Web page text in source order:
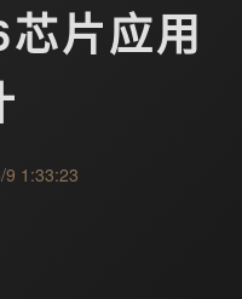
片应用
9 1:33:23